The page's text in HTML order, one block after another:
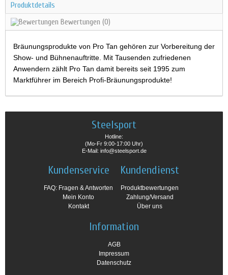
Produktdetails
Bewertungen (0)
Bräunungsprodukte von Pro Tan gehören zur Vorbereitung der
Show- und Bühnenauftritte. Mit Tausenden zufriedenen
Anwendern zählt Pro Tan damit bereits seit 1995 zum
Marktführer im Bereich Profi-Bräunungsprodukte!
Steelsport
Hotline:
(Mo-Fr 9:00-17:00 Uhr)
E-Mail: info@steelsport.de
Kundenservice
FAQ: Fragen & Antworten
Mein Konto
Kontakt
Kundendienst
Produktbewertungen
Zahlung/Versand
Über uns
Information
AGB
Impressum
Datenschutz